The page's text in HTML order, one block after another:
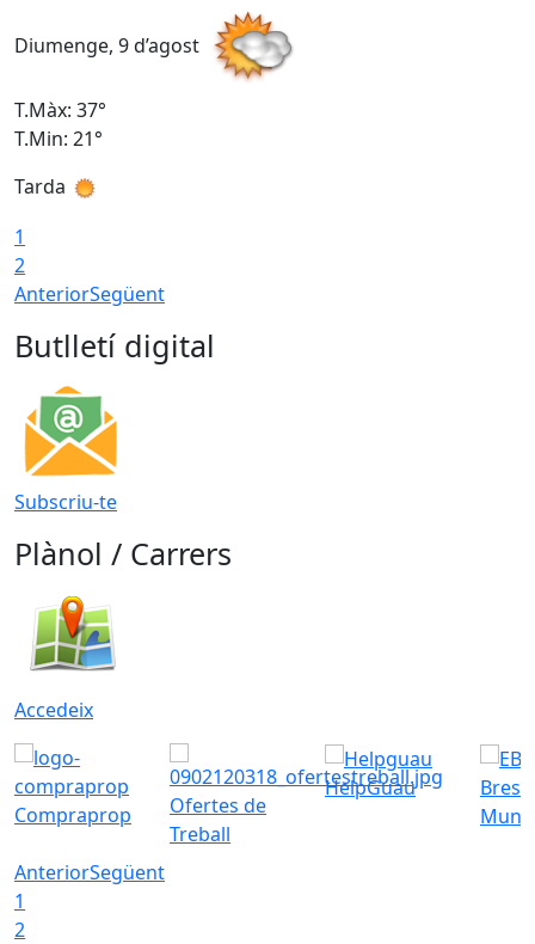
Diumenge, 9 d’agost
T.Màx: 37°
T.Min: 21°
Tarda
1
2
AnteriorSegüent
Butlletí digital
Subscriu-te
Plànol / Carrers
Accedeix
Compraprop
Ofertes de
Treball
HelpGuau
AnteriorSegüent
1
2